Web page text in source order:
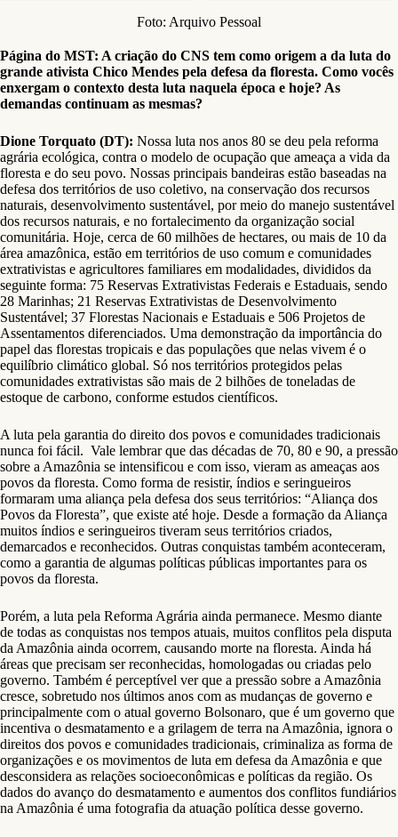
Foto: Arquivo Pessoal
Página do MST: A criação do CNS tem como origem a da luta do
grande ativista Chico Mendes pela defesa da floresta. Como vocês
enxergam o contexto desta luta naquela época e hoje? As
demandas continuam as mesmas?
Dione Torquato (DT): Nossa luta nos anos 80 se deu pela reforma
agrária ecológica, contra o modelo de ocupação que ameaça a vida da
floresta e do seu povo. Nossas principais bandeiras estão baseadas na
defesa dos territórios de uso coletivo, na conservação dos recursos
naturais, desenvolvimento sustentável, por meio do manejo sustentável
dos recursos naturais, e no fortalecimento da organização social
comunitária. Hoje, cerca de 60 milhões de hectares, ou mais de 10 da
área amazônica, estão em territórios de uso comum e comunidades
extrativistas e agricultores familiares em modalidades, divididos da
seguinte forma: 75 Reservas Extrativistas Federais e Estaduais, sendo
28 Marinhas; 21 Reservas Extrativistas de Desenvolvimento
Sustentável; 37 Florestas Nacionais e Estaduais e 506 Projetos de
Assentamentos diferenciados. Uma demonstração da importância do
papel das florestas tropicais e das populações que nelas vivem é o
equilíbrio climático global. Só nos territórios protegidos pelas
comunidades extrativistas são mais de 2 bilhões de toneladas de
estoque de carbono, conforme estudos científicos.
A luta pela garantia do direito dos povos e comunidades tradicionais
nunca foi fácil. Vale lembrar que das décadas de 70, 80 e 90, a pressão
sobre a Amazônia se intensificou e com isso, vieram as ameaças aos
povos da floresta. Como forma de resistir, índios e seringueiros
formaram uma aliança pela defesa dos seus territórios: “Aliança dos
Povos da Floresta”, que existe até hoje. Desde a formação da Aliança
muitos índios e seringueiros tiveram seus territórios criados,
demarcados e reconhecidos. Outras conquistas também aconteceram,
como a garantia de algumas políticas públicas importantes para os
povos da floresta.
Porém, a luta pela Reforma Agrária ainda permanece. Mesmo diante
de todas as conquistas nos tempos atuais, muitos conflitos pela disputa
da Amazônia ainda ocorrem, causando morte na floresta. Ainda há
áreas que precisam ser reconhecidas, homologadas ou criadas pelo
governo. Também é perceptível ver que a pressão sobre a Amazônia
cresce, sobretudo nos últimos anos com as mudanças de governo e
principalmente com o atual governo Bolsonaro, que é um governo que
incentiva o desmatamento e a grilagem de terra na Amazônia, ignora o
direitos dos povos e comunidades tradicionais, criminaliza as forma de
organizações e os movimentos de luta em defesa da Amazônia e que
desconsidera as relações socioeconômicas e políticas da região. Os
dados do avanço do desmatamento e aumentos dos conflitos fundiários
na Amazônia é uma fotografia da atuação política desse governo.